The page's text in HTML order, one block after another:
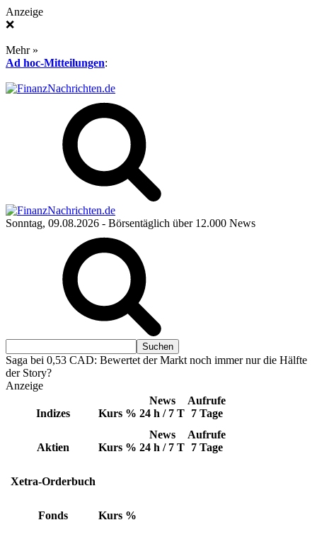
Anzeige
❌
Mehr »
Ad hoc-Mitteilungen:
Sonntag, 09.08.2026 - Börsentäglich über 12.000 News
Saga bei 0,53 CAD: Bewertet der Markt noch immer nur die Hälfte
der Story?
Anzeige
Indizes Kurs %
News
24 h / 7 T
Aufrufe
7 Tage
Aktien Kurs %
News
24 h / 7 T
Aufrufe
7 Tage
Xetra-Orderbuch
Fonds Kurs %